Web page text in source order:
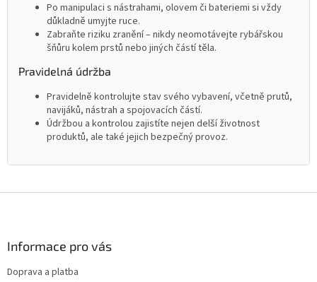
Po manipulaci s nástrahami, olovem či bateriemi si vždy
důkladně umyjte ruce.
Zabraňte riziku zranění – nikdy neomotávejte rybářskou
šňůru kolem prstů nebo jiných částí těla.
Pravidelná údržba
Pravidelně kontrolujte stav svého vybavení, včetně prutů,
navijáků, nástrah a spojovacích částí.
Údržbou a kontrolou zajistíte nejen delší životnost
produktů, ale také jejich bezpečný provoz.
Informace pro vás
Doprava a platba